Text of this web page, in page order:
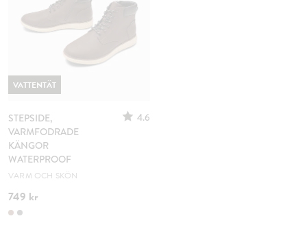
STEPSIDE,
VARMFODRADE
KÄNGOR
WATERPROOF
4.6
VARM OCH SKÖN
749 kr
VATTENTÄT